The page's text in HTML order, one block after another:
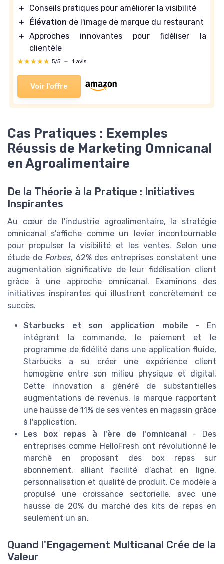
＋
Conseils pratiques pour améliorer la visibilité
＋
Élévation de l'image de marque du restaurant
＋ Approches innovantes pour fidéliser la
clientèle
★★★★★
★★★★★ 5/5 — 1 avis
Voir l'offre
Cas Pratiques : Exemples
Réussis de Marketing Omnicanal
en Agroalimentaire
De la Théorie à la Pratique : Initiatives
Inspirantes
Au cœur de l'industrie agroalimentaire, la stratégie
omnicanal s'affiche comme un levier incontournable
pour propulser la visibilité et les ventes. Selon une
étude de Forbes, 62% des entreprises constatent une
augmentation significative de leur fidélisation client
grâce à une approche omnicanal. Examinons des
initiatives inspirantes qui illustrent concrètement ce
succès.
Starbucks et son application mobile - En
intégrant la commande, le paiement et le
programme de fidélité dans une application fluide,
Starbucks a su créer une expérience client
homogène entre son milieu physique et digital.
Cette innovation a généré de substantielles
augmentations de revenus, la marque rapportant
une hausse de 11% de ses ventes en magasin grâce
à l'application.
Les box repas à l'ère de l'omnicanal- Des
entreprises comme HelloFresh ont révolutionné le
marché en proposant des box repas sur
abonnement, alliant facilité d’achat en ligne,
personnalisation et qualité de produit. Ce modèle a
propulsé une croissance sectorielle, avec une
hausse de 20% du marché des kits de repas en
seulement un an.
Quand l'Engagement Multicanal Crée de la
Valeur